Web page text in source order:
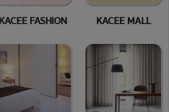
KACEE FASHION KACEE MALL